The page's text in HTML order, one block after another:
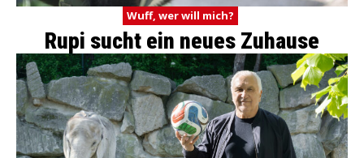
Wuff, wer will mich?
Rupi sucht ein neues Zuhause